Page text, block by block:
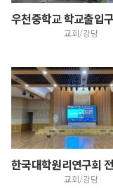
교회/강당
교회/강당